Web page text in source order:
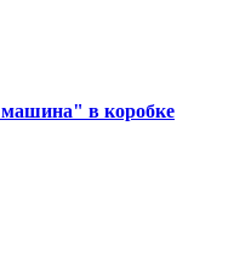
в коробке